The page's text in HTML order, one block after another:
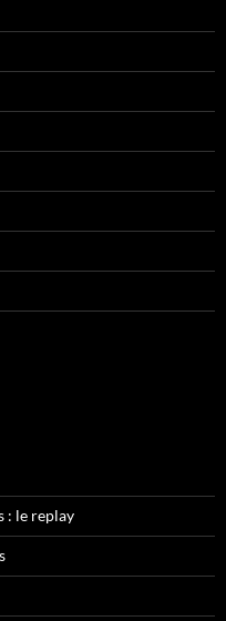
: le replay